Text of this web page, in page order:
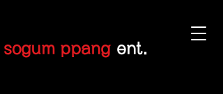
sogum ppangent.